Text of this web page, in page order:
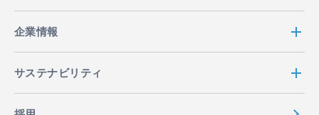
企業情報
サステナビリティ